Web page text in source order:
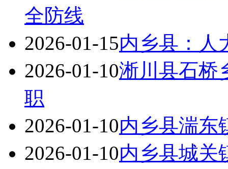
全防线
2026-01-15内乡县：人
2026-01-10淅川县石桥
职
2026-01-10内乡县湍东
2026-01-10内乡县城关